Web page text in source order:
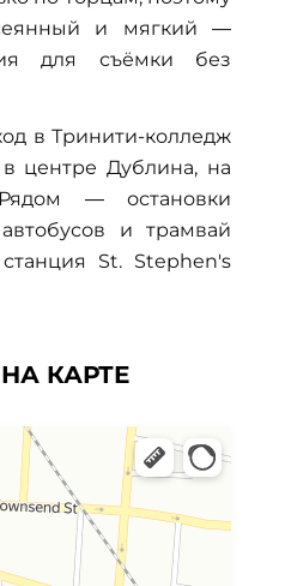
и мягкий —
для съёмки без
в Тринити-колледж
центре Дублина, на
— остановки
и трамвай
St. Stephen's
КАРТЕ